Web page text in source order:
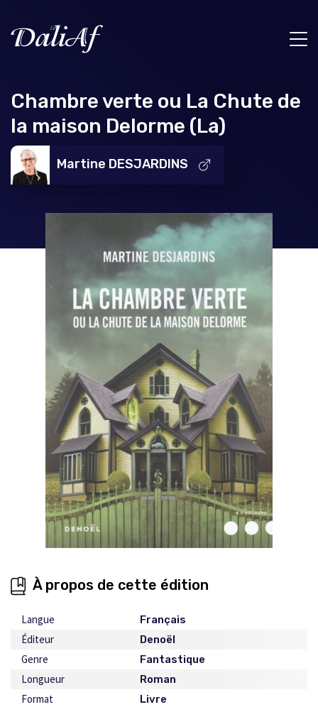
Chambre verte ou La Chute de
la maison Delorme (La)
Martine DESJARDINS
À propos de cette édition
Langue Français
Éditeur Denoël
Genre Fantastique
Longueur Roman
Format Livre